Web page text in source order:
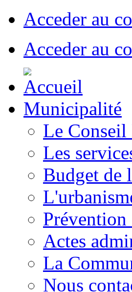
Acceder au
Acceder au
Municipalité
Le
Les
Budget de
Prévention
Actes
La
Nous